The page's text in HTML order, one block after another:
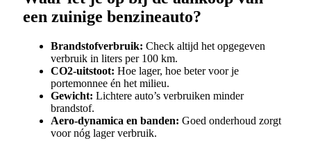
een zuinige benzineauto?
Brandstofverbruik: Check altijd het opgegeven
verbruik in liters per 100 km.
CO2-uitstoot: Hoe lager, hoe beter voor je
portemonnee én het milieu.
Gewicht: Lichtere auto’s verbruiken minder
brandstof.
Aero-dynamica en banden: Goed onderhoud zorgt
voor nóg lager verbruik.